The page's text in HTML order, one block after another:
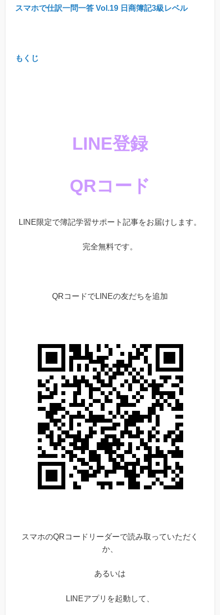
スマホで仕訳一問一答 Vol.19 日商簿記3級レベル
もくじ
LINE登録
QRコード
LINE限定で簿記学習サポート記事をお届けします。
完全無料です。
QRコードでLINEの友だちを追加
スマホのQRコードリーダーで読み取っていただく
か、
あるいは
LINEアプリを起動して、